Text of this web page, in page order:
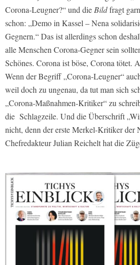
Corona-Leugner?“ und dieBildfragt
schon: „Demo in Kassel – Nena
Gegnern.“ Das ist allerdings schon
alle Menschen Corona-Gegner sein
Schönes. Corona ist böse, Corona tötet.
Wenn der Begriff „Corona-Leugner“
weil doch zu ungenau, da tut man sich
„Corona-Maßnahmen-Kritiker“ zu
die Schlagzeile. Und die Überschrift
nicht, denn der erste Merkel-Kritiker der
Chefredakteur Julian Reichelt hat die